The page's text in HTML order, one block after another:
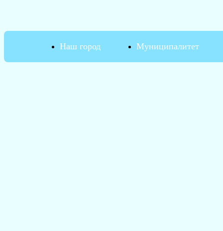
Наш город Муниципалитет